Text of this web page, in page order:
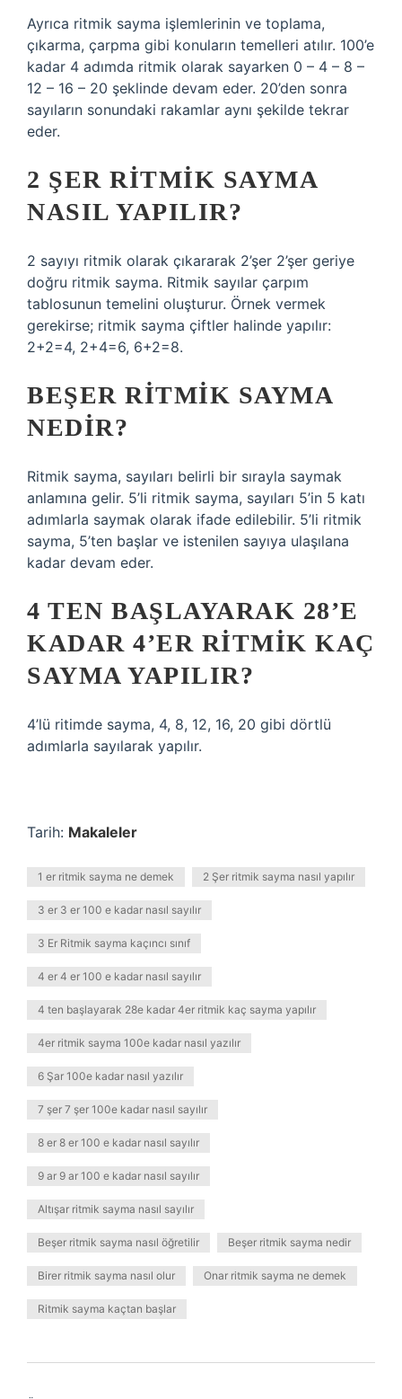
Ayrıca ritmik sayma işlemlerinin ve toplama,
çıkarma, çarpma gibi konuların temelleri atılır. 100’e
kadar 4 adımda ritmik olarak sayarken 0 – 4 – 8 –
12 – 16 – 20 şeklinde devam eder. 20’den sonra
sayıların sonundaki rakamlar aynı şekilde tekrar
eder.
2 ŞER RITMIK SAYMA
NASIL YAPILIR?
2 sayıyı ritmik olarak çıkararak 2’şer 2’şer geriye
doğru ritmik sayma. Ritmik sayılar çarpım
tablosunun temelini oluşturur. Örnek vermek
gerekirse; ritmik sayma çiftler halinde yapılır:
2+2=4, 2+4=6, 6+2=8.
BEŞER RITMIK SAYMA
NEDIR?
Ritmik sayma, sayıları belirli bir sırayla saymak
anlamına gelir. 5’li ritmik sayma, sayıları 5’in 5 katı
adımlarla saymak olarak ifade edilebilir. 5’li ritmik
sayma, 5’ten başlar ve istenilen sayıya ulaşılana
kadar devam eder.
4 TEN BAŞLAYARAK 28’E
KADAR 4’ER RITMIK KAÇ
SAYMA YAPILIR?
4’lü ritimde sayma, 4, 8, 12, 16, 20 gibi dörtlü
adımlarla sayılarak yapılır.
Tarih: Makaleler
1 er ritmik sayma ne demek 2 Şer ritmik sayma nasıl yapılır
3 er 3 er 100 e kadar nasıl sayılır
3 Er Ritmik sayma kaçıncı sınıf
4 er 4 er 100 e kadar nasıl sayılır
4 ten başlayarak 28e kadar 4er ritmik kaç sayma yapılır
4er ritmik sayma 100e kadar nasıl yazılır
6 Şar 100e kadar nasıl yazılır
7 şer 7 şer 100e kadar nasıl sayılır
8 er 8 er 100 e kadar nasıl sayılır
9 ar 9 ar 100 e kadar nasıl sayılır
Altışar ritmik sayma nasıl sayılır
Beşer ritmik sayma nasıl öğretilir Beşer ritmik sayma nedir
Birer ritmik sayma nasıl olur Onar ritmik sayma ne demek
Ritmik sayma kaçtan başlar